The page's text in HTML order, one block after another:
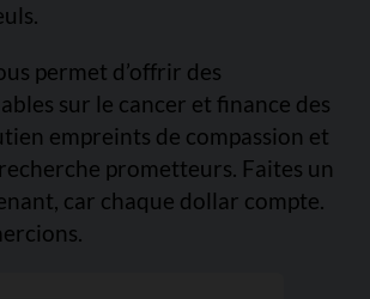
permet d’offrir des
sur le cancer et finance des
empreints de compassion et
prometteurs. Faites un
car chaque dollar compte.